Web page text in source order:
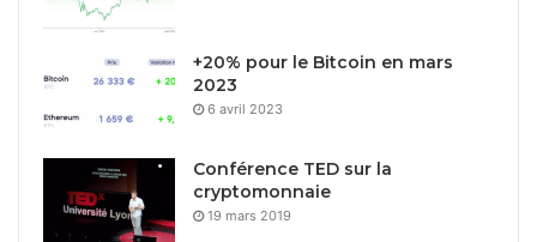
+20% pour le Bitcoin en mars
2023
6 avril 2023
Conférence TED sur la
cryptomonnaie
19 mars 2019